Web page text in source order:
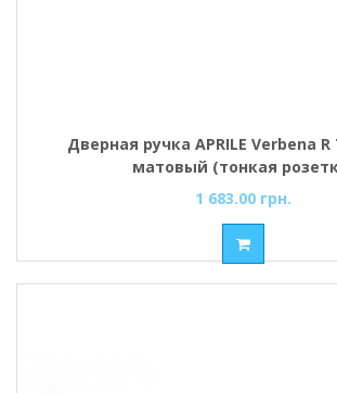
Дверная ручка APRILE Verbena
матовый (тонкая
1 683.00 грн.